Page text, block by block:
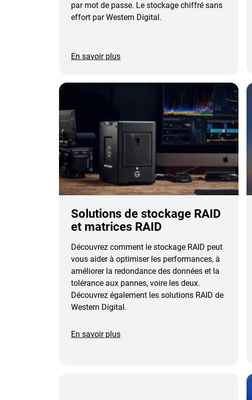
par mot de passe. Le stockage chiffré sans
effort par Western Digital.
En savoir plus
Solutions de stockage RAID
et matrices RAID
Découvrez comment le stockage RAID peut
vous aider à optimiser les performances, à
améliorer la redondance des données et la
tolérance aux pannes, voire les deux.
Découvrez également les solutions RAID de
Western Digital.
En savoir plus